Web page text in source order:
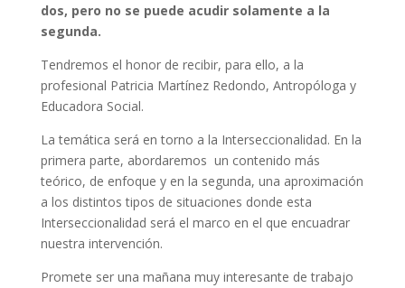
dos, pero no se puede acudir solamente a la
segunda.
Tendremos el honor de recibir, para ello, a la
profesional Patricia Martínez Redondo, Antropóloga y
Educadora Social.
La temática será en torno a la Interseccionalidad. En la
primera parte, abordaremos un contenido más
teórico, de enfoque y en la segunda, una aproximación
a los distintos tipos de situaciones donde esta
Interseccionalidad será el marco en el que encuadrar
nuestra intervención.
Promete ser una mañana muy interesante de trabajo